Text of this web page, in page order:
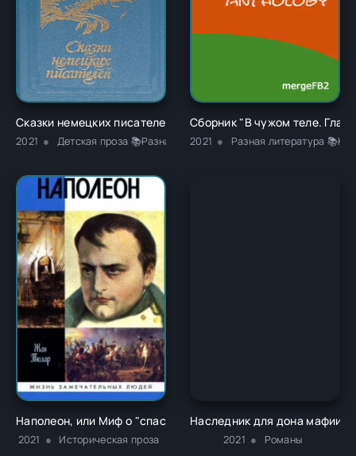
Сказки немецких писателей - Новалис
2021 Детская проза 📚Разная литература
Сборник "В чужом теле.
2021 Разная литература
Наполеон, или Миф о "спасителе" - Жан Тюлар
2021 Историческая проза
Наследник для дона мафии -
2021 Романы